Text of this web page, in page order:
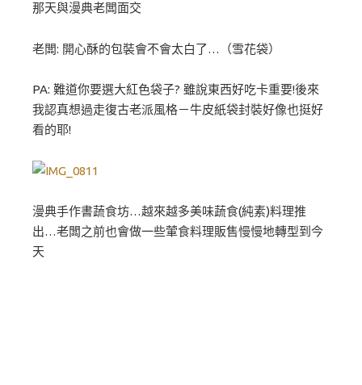
那天與漫典老闆面交
老闆: 開心酥的包裝會不會太白了…（雪花袋）
PA: 難道你要選大紅色袋子? 雖說東西好吃卡重要!後來
我認真想過走復古老派風格－牛皮紙袋封裝好像也挺好
看的耶!
漫典手作書蔬食坊…越來越多美味蔬食(純素)料理推
出…老闆之前也會做一些葷食料理販售慢慢地轉型到今
天